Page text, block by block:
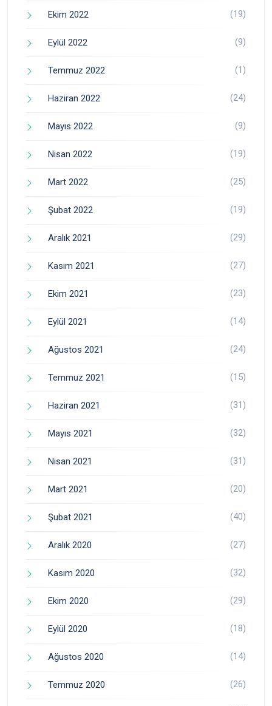
Ekim 2022 (19)
Eylül 2022 (9)
Temmuz 2022 (1)
Haziran 2022 (24)
Mayıs 2022 (9)
Nisan 2022 (19)
Mart 2022 (25)
Şubat 2022 (19)
Aralık 2021 (29)
Kasım 2021 (27)
Ekim 2021 (23)
Eylül 2021 (14)
Ağustos 2021 (24)
Temmuz 2021 (15)
Haziran 2021 (31)
Mayıs 2021 (32)
Nisan 2021 (31)
Mart 2021 (20)
Şubat 2021 (40)
Aralık 2020 (27)
Kasım 2020 (32)
Ekim 2020 (29)
Eylül 2020 (18)
Ağustos 2020 (14)
Temmuz 2020 (26)